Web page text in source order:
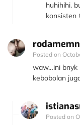
huhihihi.
konsisten
rodamemn
Posted on
waw…ini bnyk
kebobolan
Posted on